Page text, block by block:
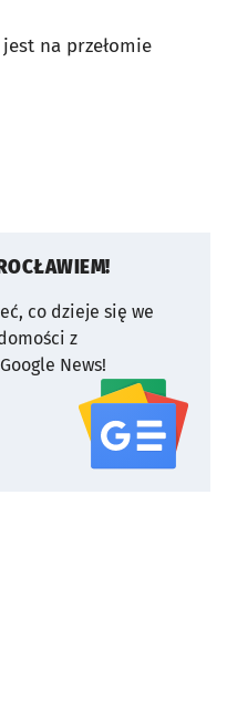
na przełomie
co dzieje się we
z
News!
serwisu